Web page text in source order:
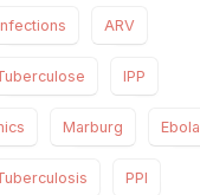
ARV
IPP
Marburg Ebola
PPI